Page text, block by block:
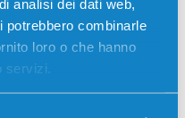
analisi dei dati web,
potrebbero combinarle
loro o che hanno